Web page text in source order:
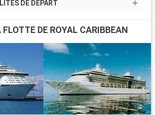
DE DÉPART
DE ROYAL CARIBBEAN